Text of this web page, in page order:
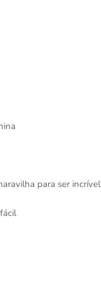
para ser